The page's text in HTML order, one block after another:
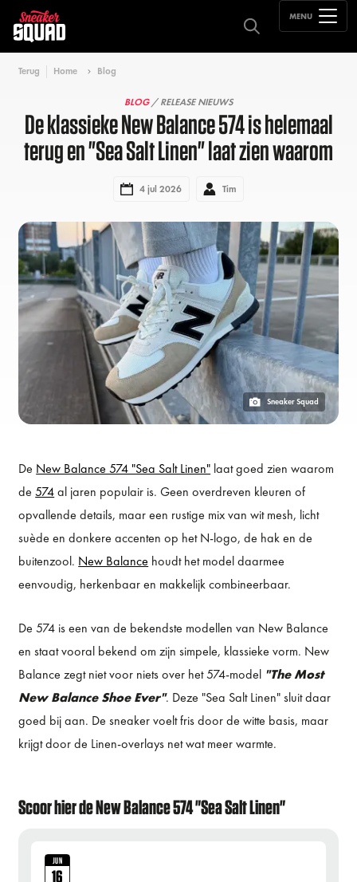
MENU
Terug Home Blog
BLOG/ RELEASE NIEUWS
De klassieke New Balance 574 is helemaal
terug en "Sea Salt Linen" laat zien waarom
4 jul 2026 Tim
Sneaker Squad
De New Balance 574 "Sea Salt Linen" laat goed zien waarom
de574al jaren populair is. Geen overdreven kleuren of
opvallende details, maar een rustige mix van wit mesh, licht
suède en donkere accenten op het N-logo, de hak en de
buitenzool. New Balance houdt het model daarmee
eenvoudig, herkenbaar en makkelijk combineerbaar.
De 574 is een van de bekendste modellen van New Balance
en staat vooral bekend om zijn simpele, klassieke vorm. New
Balance zegt niet voor niets over het 574-model "The Most
New Balance Shoe Ever". Deze "Sea Salt Linen" sluit daar
goed bij aan. De sneaker voelt fris door de witte basis, maar
krijgt door de Linen-overlays net wat meer warmte.
Scoor hier de New Balance 574 "Sea Salt Linen"
JUN
16